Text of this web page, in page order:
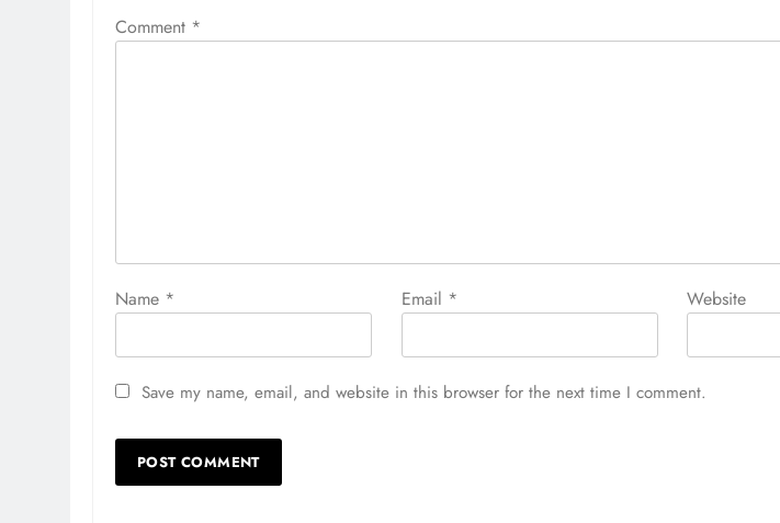
Comment *
Name * Email * Website
Save my name, email, and website in this browser for the next time I comment.